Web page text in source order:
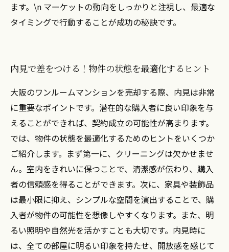
ます。\n マーケットの動向をしっかりと注視し、最適な
タイミングで行動することが成功の秘訣です。
内見で差をつける！物件の状態を最適化するヒント
大阪のワンルームマンションを売却する際、内見は非常
に重要なポイントです。潜在的な購入者に良い印象を与
えることができれば、契約成立の可能性が高まります。
では、物件の状態を最適化するためのヒントをいくつか
ご紹介します。まず第一に、クリーニングは欠かせませ
ん。室内をきれいに保つことで、清潔感が伝わり、購入
者の信頼感を得ることができます。次に、家具や装飾品
は最小限に抑え、シンプルな空間を演出することで、購
入者が物件の可能性を想像しやすくなります。また、明
るい照明や自然光を活かすことも大切です。内見時に
は、全ての部屋に明るい印象を持たせ、開放感を感じて